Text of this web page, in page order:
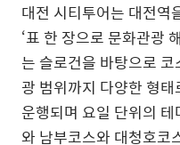
대전 시티투어는 대전역
‘표 한 장으로 문화관광
는 슬로건을 바탕으로
광 범위까지 다양한 형
운행되며 요일 단위의
와 남부코스와 대청호코